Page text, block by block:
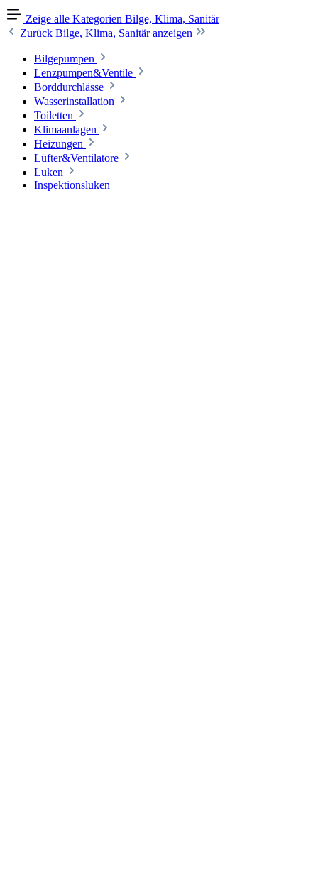
Zeige alle Kategorien Bilge, Klima, Sanitär
Zurück Bilge, Klima, Sanitär anzeigen
Bilgepumpen
Lenzpumpen&Ventile
Borddurchlässe
Wasserinstallation
Toiletten
Klimaanlagen
Heizungen
Lüfter&Ventilatore
Luken
Inspektionsluken